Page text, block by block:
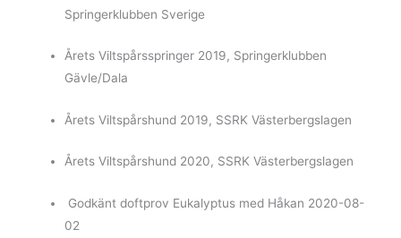
Springerklubben Sverige
Årets Viltspårsspringer 2019, Springerklubben
Gävle/Dala
Årets Viltspårshund 2019, SSRK Västerbergslagen
Årets Viltspårshund 2020, SSRK Västerbergslagen
Godkänt doftprov Eukalyptus med Håkan 2020-08-
02